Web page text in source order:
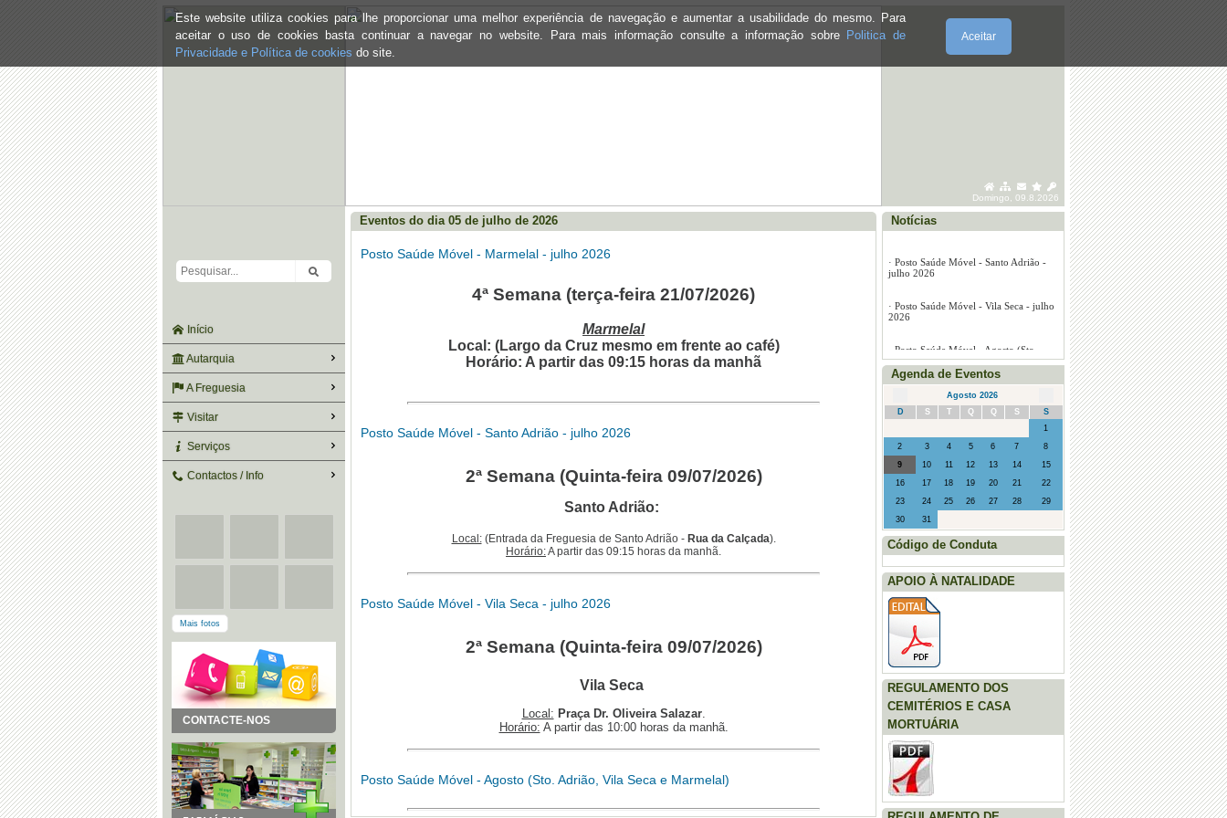
Este website utiliza cookies para lhe proporcionar uma melhor experiência de navegação e aumentar a usabilidade do mesmo. Para
aceitar o uso de cookies basta continuar a navegar no website. Para mais informação consulte a informação sobre Politica de
Privacidade e Política de cookies do site.
Aceitar
Domingo, 09.8.2026
Início
Autarquia
A Freguesia
Visitar
Serviços
Contactos / Info
Mais fotos
CONTACTE-NOS
Eventos do dia 05 de julho de 2026
Posto Saúde Móvel - Marmelal - julho 2026
4ª Semana (terça-feira 21/07/2026)
Marmelal
Local: (Largo da Cruz mesmo em frente ao café)
Horário: A partir das 09:15 horas da manhã
Posto Saúde Móvel - Santo Adrião - julho 2026
2ª Semana (Quinta-feira 09/07/2026)
Santo Adrião:
Local:(Entrada da Freguesia de Santo Adrião - Rua da Calçada).
Horário:A partir das 09:15 horas da manhã.
Posto Saúde Móvel - Vila Seca - julho 2026
2ª Semana (Quinta-feira 09/07/2026)
Vila Seca
Local: Praça Dr. Oliveira Salazar.
Horário: A partir das 10:00 horas da manhã.
Posto Saúde Móvel - Agosto (Sto. Adrião, Vila Seca e Marmelal)
Notícias
2026
julho 2026
·Posto Saúde Móvel - Vila Seca - julho
·Posto Saúde Móvel - Agosto (Sto.
Agenda de Eventos
Agosto 2026
D
S T Q Q S
S
1
2
3 4 5 6 7
8
9
10 11 12 13 14
15
16
17 18 19 20 21
22
23
24 25 26 27 28
29
30
31
Código de Conduta
APOIO À NATALIDADE
REGULAMENTO DOS
CEMITÉRIOS E CASA
MORTUÁRIA